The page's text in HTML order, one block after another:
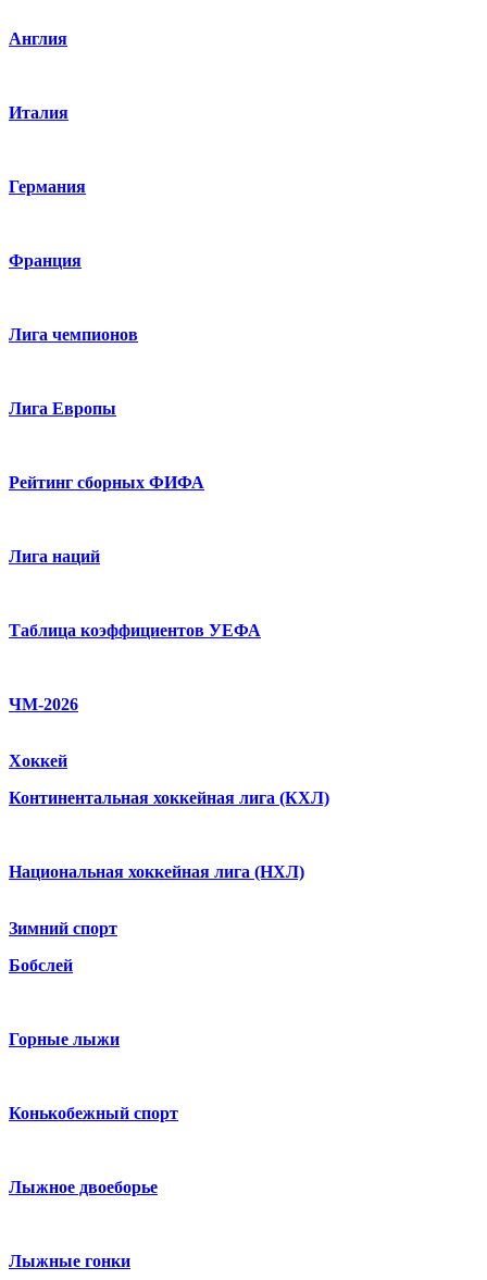
Англия
Италия
Германия
Франция
Лига чемпионов
Лига Европы
Рейтинг сборных ФИФА
Лига наций
Таблица коэффициентов УЕФА
ЧМ-2026
Хоккей
Континентальная хоккейная лига (КХЛ)
Национальная хоккейная лига (НХЛ)
Зимний спорт
Бобслей
Горные лыжи
Конькобежный спорт
Лыжное двоеборье
Лыжные гонки